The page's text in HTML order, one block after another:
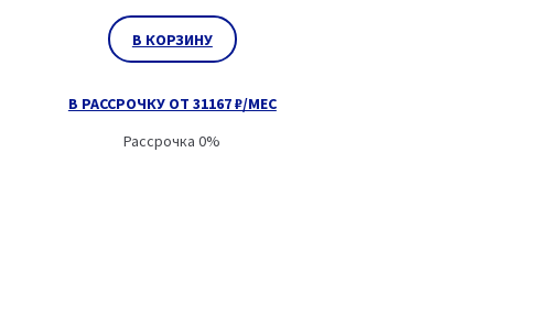
В КОРЗИНУ
В РАССРОЧКУ ОТ 31167 ₽/МЕС
Рассрочка 0%